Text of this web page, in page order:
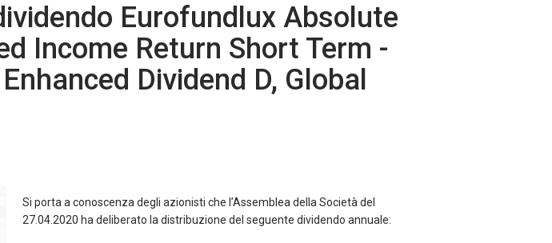
Eurofundlux Absolute
Income Return Short Term -
Dividend D, Global
Si porta a conoscenza degli azionisti che l’Assemblea della Società del
27.04.2020 ha deliberato la distribuzione del seguente dividendo annuale: